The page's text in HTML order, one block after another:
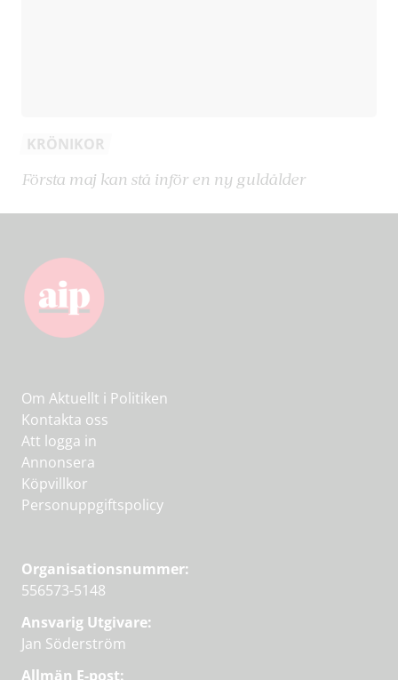
KRÖNIKOR
Första maj kan stå inför en ny guldålder
Om Aktuellt i Politiken
Kontakta oss
Att logga in
Annonsera
Köpvillkor
Personuppgiftspolicy
Organisationsnummer:
556573-5148
Ansvarig Utgivare:
Jan Söderström
Allmän E-post: